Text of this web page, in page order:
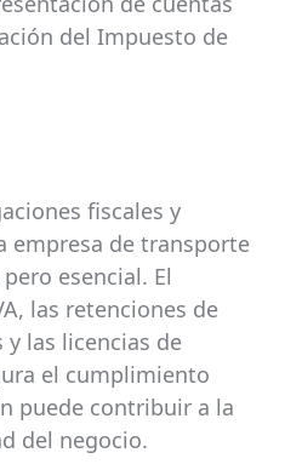
del Impuesto de
fiscales y
empresa de transporte
esencial. El
las retenciones de
y las licencias de
el cumplimiento
puede contribuir a la
del negocio.